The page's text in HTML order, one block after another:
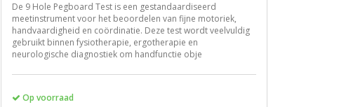
De 9 Hole Pegboard Test is een gestandaardiseerd
meetinstrument voor het beoordelen van fijne motoriek,
handvaardigheid en coördinatie. Deze test wordt veelvuldig
gebruikt binnen fysiotherapie, ergotherapie en
neurologische diagnostiek om handfunctie obje
Op voorraad